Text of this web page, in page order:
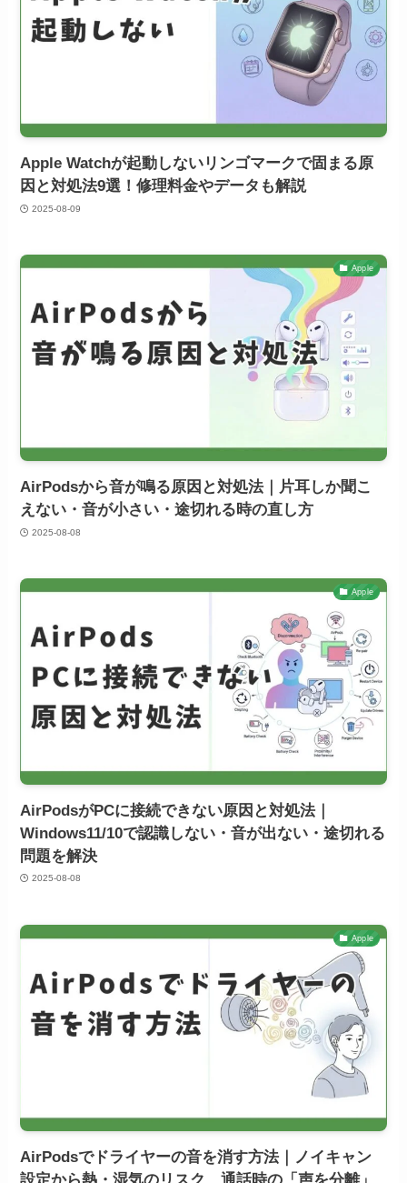
Apple Watchが起動しないリンゴマークで固まる原
因と対処法9選！修理料金やデータも解説
2025-08-09
Apple
AirPodsから音が鳴る原因と対処法｜片耳しか聞こ
えない・音が小さい・途切れる時の直し方
2025-08-08
Apple
AirPodsがPCに接続できない原因と対処法｜
Windows11/10で認識しない・音が出ない・途切れる
問題を解決
2025-08-08
Apple
AirPodsでドライヤーの音を消す方法｜ノイキャン
設定から熱・湿気のリスク、通話時の「声を分離」